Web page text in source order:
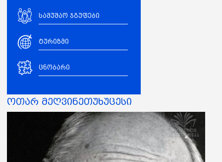
სამუშაო ჯგუფები
ტურიზმი
ცნობარი
ოთარ მეღვინეთუხუცესი